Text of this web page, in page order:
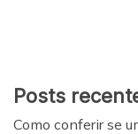
Posts
Como conferir se